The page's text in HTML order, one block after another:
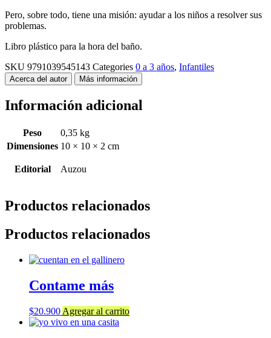
Pero, sobre todo, tiene una misión: ayudar a los niños a resolver sus
problemas.
Libro plástico para la hora del baño.
SKU 9791039545143 Categories 0 a 3 años, Infantiles
Acerca del autor Más información
Información adicional
Peso
0,35 kg
Dimensiones 10 × 10 × 2 cm
Editorial Auzou
Productos relacionados
Productos relacionados
Contame más
$20.900 Agregar al carrito